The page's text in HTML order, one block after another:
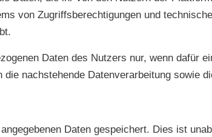
von Zugriffsberechtigungen und
Daten des Nutzers nur, wenn dafür
nachstehende Datenverarbeitung sowie
Daten gespeichert. Dies ist